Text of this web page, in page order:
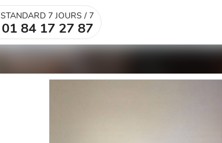
STANDARD 7 JOURS / 7
01 84 17 27 87